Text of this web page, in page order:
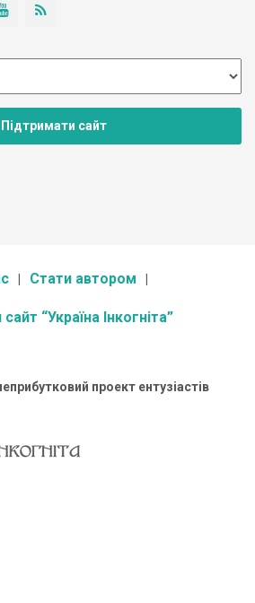
Підтримати сайт
Стати автором
“Україна Інкогніта”
проект ентузіастів